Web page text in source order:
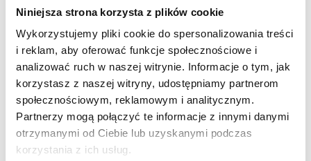
Niniejsza strona korzysta z plików cookie
Wykorzystujemy pliki cookie do spersonalizowania treści
i reklam, aby oferować funkcje społecznościowe i
analizować ruch w naszej witrynie. Informacje o tym, jak
korzystasz z naszej witryny, udostępniamy partnerom
społecznościowym, reklamowym i analitycznym.
Partnerzy mogą połączyć te informacje z innymi danymi
otrzymanymi od Ciebie lub uzyskanymi podczas
korzystania z ich usług.
Nr art.
PRĄD ŁADOWANIA
0436100200 13 A10
0436101500
20 A6
0436101700
30 A6
Podane czasy ładowania mogą różnić się o +/- 30 minut.